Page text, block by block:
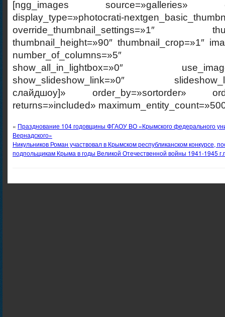
[ngg_images source=»galleries»
display_type=»photocrati-
override_thumbnail_settings=»1″
thumbnail_height=»90″ thumbnail_crop=»1″
number_of_columns=»5″
show_all_in_lightbox=»0″
show_slideshow_link=»0″
слайдшоу]» order_by=»sortorder»
returns=»included»
« Празднование 104 годовщины ФГАОУ ВО «Крымского федерального
Вернадского»
Никульников Роман участвовал в Крымском республиканском конкурсе,
подпольщикам Крыма в годы Великой Отечественной войны 1941-1945